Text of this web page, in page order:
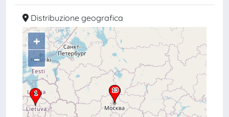
Distribuzione geografica
+
–